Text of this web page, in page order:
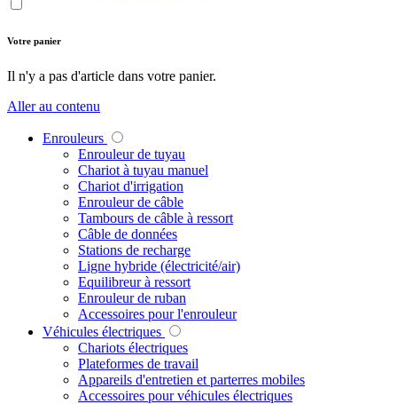
Votre panier
Il n'y a pas d'article dans votre panier.
Aller au contenu
Enrouleurs
Enrouleur de tuyau
Chariot à tuyau manuel
Chariot d'irrigation
Enrouleur de câble
Tambours de câble à ressort
Câble de données
Stations de recharge
Ligne hybride (électricité/air)
Equilibreur à ressort
Enrouleur de ruban
Accessoires pour l'enrouleur
Véhicules électriques
Chariots électriques
Plateformes de travail
Appareils d'entretien et parterres mobiles
Accessoires pour véhicules électriques